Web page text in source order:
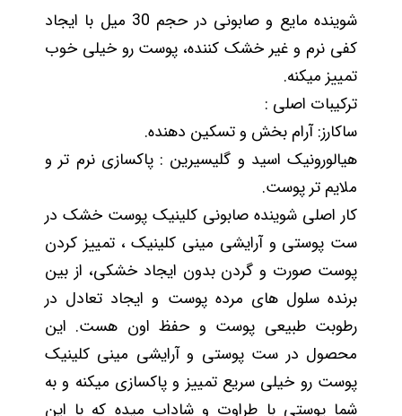
شوینده مایع و صابونی در حجم 30 میل با ایجاد
کفی نرم و غیر خشک کننده، پوست رو خیلی خوب
تمییز میکنه.
ترکیبات اصلی :
ساکارز: آرام بخش و تسکین دهنده.
هیالورونیک اسید و گلیسیرین : پاکسازی نرم تر و
ملایم تر پوست.
کار اصلی شوینده صابونی کلینیک پوست خشک در
ست پوستی و آرایشی مینی کلینیک ، تمییز کردن
پوست صورت و گردن بدون ایجاد خشکی، از بین
برنده سلول های مرده پوست و ایجاد تعادل در
رطوبت طبیعی پوست و حفظ اون هست. این
محصول در ست پوستی و آرایشی مینی کلینیک
پوست رو خیلی سریع تمییز و پاکسازی میکنه و به
شما پوستی با طراوت و شاداب میده که با این